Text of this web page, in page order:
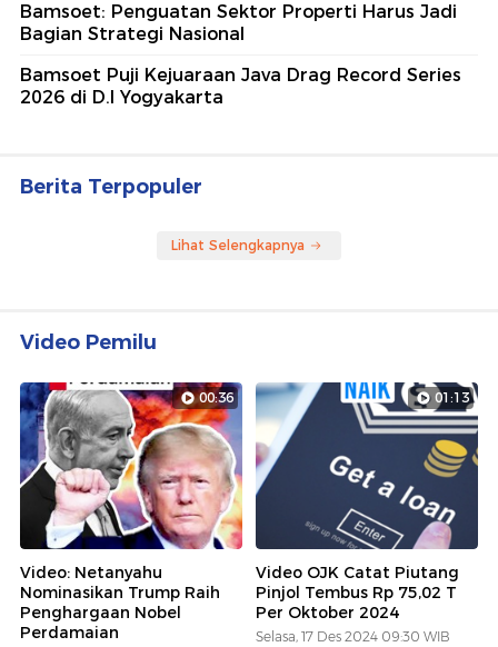
Bamsoet: Penguatan Sektor Properti Harus Jadi
Bagian Strategi Nasional
Bamsoet Puji Kejuaraan Java Drag Record Series
2026 di D.I Yogyakarta
Berita Terpopuler
Lihat Selengkapnya
Video Pemilu
00:36
Video: Netanyahu
Nominasikan Trump Raih
Penghargaan Nobel
Perdamaian
01:13
Video OJK Catat Piutang
Pinjol Tembus Rp 75,02 T
Per Oktober 2024
Selasa, 17 Des 2024 09:30 WIB